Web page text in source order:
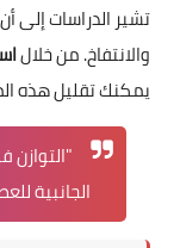
تشير الدراسات
والانتفاخ. من خلال
يمكنك تقليل هذه
"التوازن
الجانبية